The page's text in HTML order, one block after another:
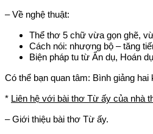
– Về nghệ thuật:
Thể thơ 5 chữ vừa gọn ghẽ,
Cách nói: nhượng bộ – tăng
Biện pháp tu từ Ẩn dụ, Hoán
Có thể bạn quan tâm: Bình giảng
* Liên hệ với bài thơ Từ ấy của nhà
– Giới thiệu bài thơ Từ ấy.